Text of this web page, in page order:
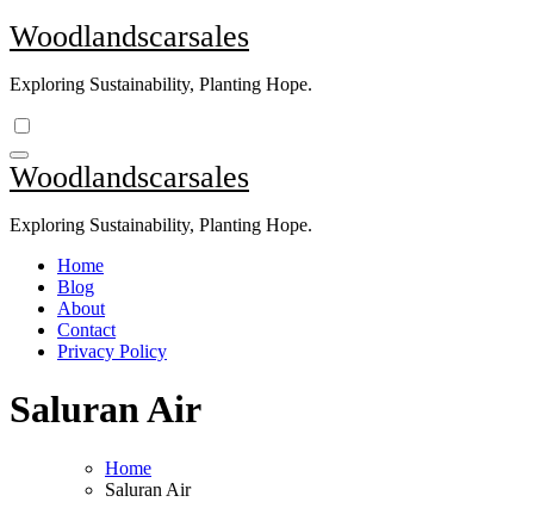
Skip
to
Woodlandscarsales
Exploring Sustainability, Planting Hope.
Woodlandscarsales
Exploring Sustainability, Planting Hope.
Home
Blog
About
Contact
Privacy Policy
Saluran Air
Home
Saluran Air